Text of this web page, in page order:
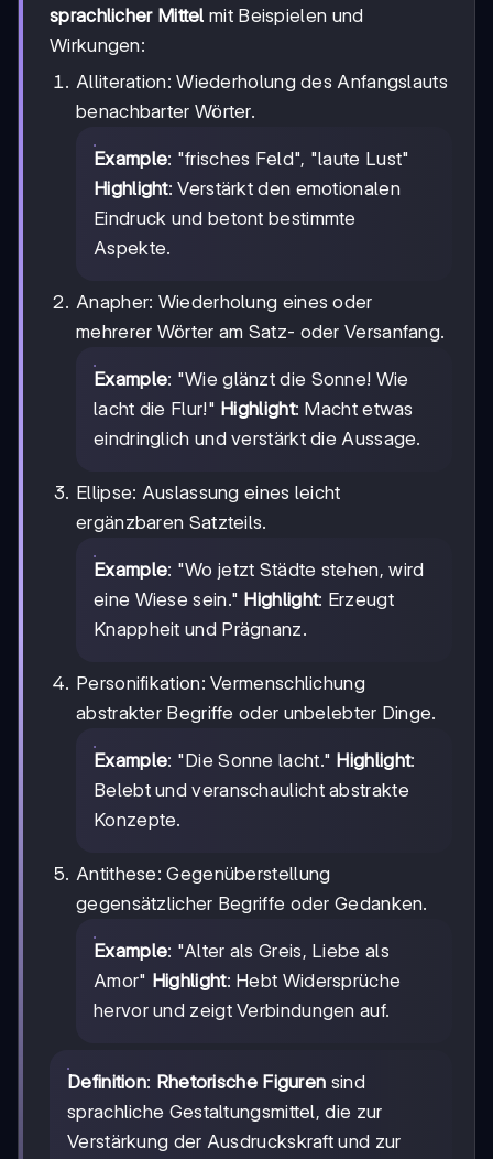
sprachlicher Mittel mit Beispielen und
Wirkungen:
Alliteration: Wiederholung des Anfangslauts
benachbarter Wörter.
Example: "frisches Feld", "laute Lust"
Highlight: Verstärkt den emotionalen
Eindruck und betont bestimmte
Aspekte.
Anapher: Wiederholung eines oder
mehrerer Wörter am Satz- oder Versanfang.
Example: "Wie glänzt die Sonne! Wie
lacht die Flur!" Highlight: Macht etwas
eindringlich und verstärkt die Aussage.
Ellipse: Auslassung eines leicht
ergänzbaren Satzteils.
Example: "Wo jetzt Städte stehen, wird
eine Wiese sein." Highlight: Erzeugt
Knappheit und Prägnanz.
Personifikation: Vermenschlichung
abstrakter Begriffe oder unbelebter Dinge.
Example: "Die Sonne lacht." Highlight:
Belebt und veranschaulicht abstrakte
Konzepte.
Antithese: Gegenüberstellung
gegensätzlicher Begriffe oder Gedanken.
Example: "Alter als Greis, Liebe als
Amor" Highlight: Hebt Widersprüche
hervor und zeigt Verbindungen auf.
Definition: Rhetorische Figuren sind
sprachliche Gestaltungsmittel, die zur
Verstärkung der Ausdruckskraft und zur